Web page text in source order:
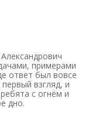
примерами
ответ был вовсе
взгляд, и
с огнём и
дно.